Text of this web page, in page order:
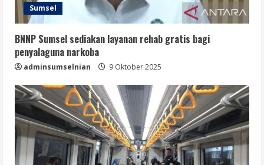
Sumsel
BNNP Sumsel sediakan layanan rehab gratis bagi
penyalaguna narkoba
adminsumselnian 9 Oktober 2025